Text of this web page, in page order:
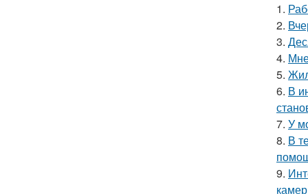
1.
2.
3.
4.
5.
6. В
7. У
8. В
9.